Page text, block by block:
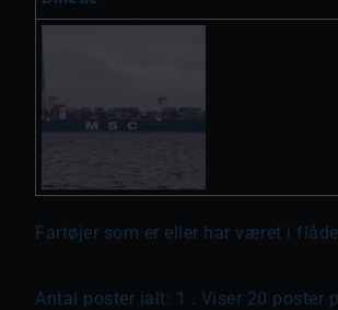
Fartøjer som er eller har været i
Antal poster ialt: 1 . Viser 20 poster